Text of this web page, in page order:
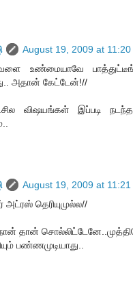
August 19, 2009 at 11:20
உண்மையாவே
அதான் கேட்டேன்!//
விஷயங்கள் இப்படி
August 19, 2009 at 11:21
அட்ரஸ் தெரியுமுல்ல//
தான்
பண்ணமுடியாது..